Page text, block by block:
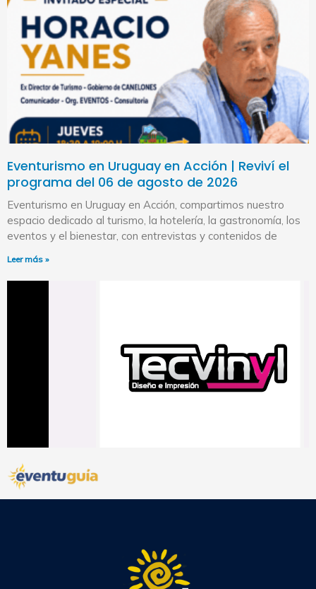
Eventurismo en Uruguay en Acción | Reviví el
programa del 06 de agosto de 2026
Eventurismo en Uruguay en Acción, compartimos nuestro
espacio dedicado al turismo, la hotelería, la gastronomía, los
eventos y el bienestar, con entrevistas y contenidos de
Leer más »